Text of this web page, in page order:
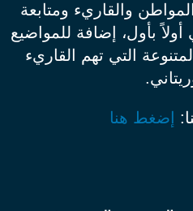
والقاريء ومتابعة
بأول، إضافة للمواضيع
التي تهم القاريء
إضغط هنا